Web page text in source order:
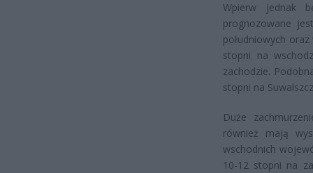
Wpierw jednak
prognozowane
południowych
stopni na
zachodzie.
stopni na
Duże
również mają
wschodnich
10-12 stopni na